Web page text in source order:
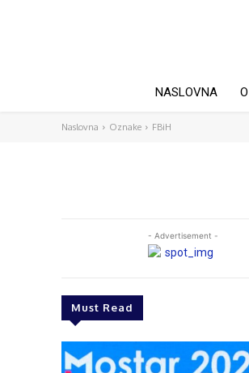
NASLOVNA
Naslovna Oznake FBiH
- Advertisement -
Must Read